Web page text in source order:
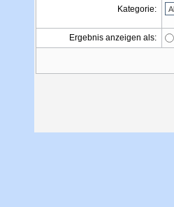
Kategorie:
Ergebnis anzeigen als: